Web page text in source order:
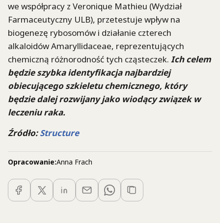
we współpracy z Veronique Mathieu (Wydział
Farmaceutyczny ULB), przetestuje wpływ na
biogenezę rybosomów i działanie czterech
alkaloidówAmaryllidaceae, reprezentujących
chemiczną różnorodność tych cząsteczek. Ich celem
będzie szybka identyfikacja najbardziej
obiecującego szkieletu chemicznego, który
będzie dalej rozwijany jako wiodącyzwiązek w
leczeniu raka.
Źródło:Structure
Opracowanie:Anna Frach